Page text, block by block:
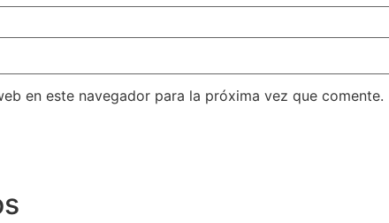
en este navegador para la próxima vez que comente.